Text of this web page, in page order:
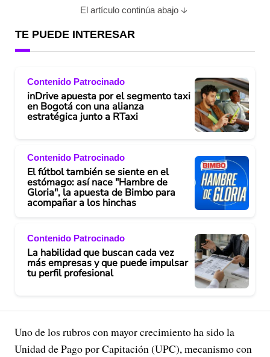
El artículo continúa abajo
TE PUEDE INTERESAR
Contenido Patrocinado
inDrive apuesta por el segmento taxi
en Bogotá con una alianza
estratégica junto a RTaxi
Contenido Patrocinado
El fútbol también se siente en el
estómago: así nace "Hambre de
Gloria", la apuesta de Bimbo para
acompañar a los hinchas
Contenido Patrocinado
La habilidad que buscan cada vez
más empresas y que puede impulsar
tu perfil profesional
Uno de los rubros con mayor crecimiento ha sido la
Unidad de Pago por Capitación (UPC), mecanismo con